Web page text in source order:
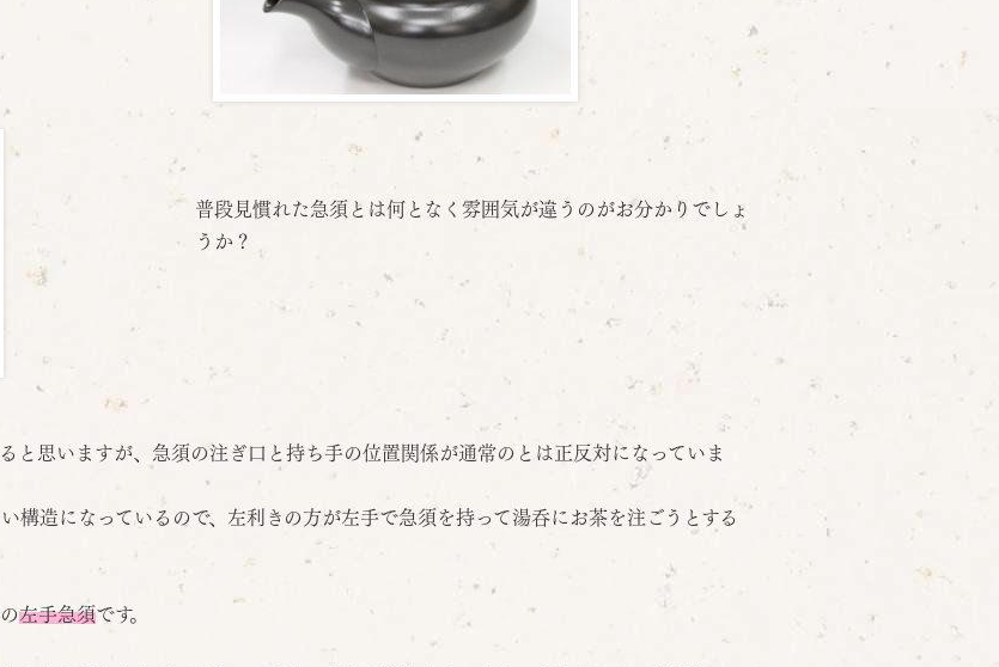
普段見慣れた急須とは何となく雰囲気が違うのがお分かりでしょ
うか？
思いますが、急須の注ぎ口と持ち手の位置関係が通常のとは正反対になっていま
造になっているので、左利きの方が左手で急須を持って湯呑にお茶を注ごうとする
左手急須です。